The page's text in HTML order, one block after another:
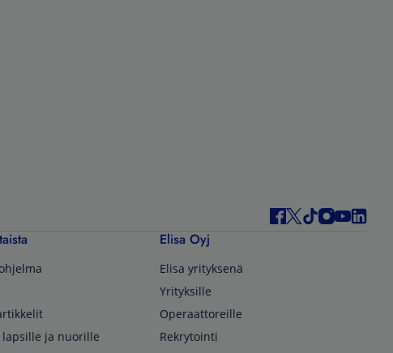
ja nuorille
Elisa Oyj
Elisa yrityksenä
Yrityksille
Operaattoreille
Rekrytointi